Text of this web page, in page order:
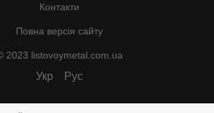
Контакти
Повна версія сайту
2023 listovoymetal.com.ua
Укр Рус